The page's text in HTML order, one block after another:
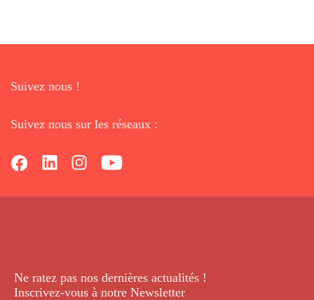
Suivez nous !
Suivez nous sur les réseaux :
Ne ratez pas nos dernières actualités !
Inscrivez-vous à notre Newsletter.